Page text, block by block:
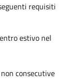
requisiti
estivo nel
consecutive